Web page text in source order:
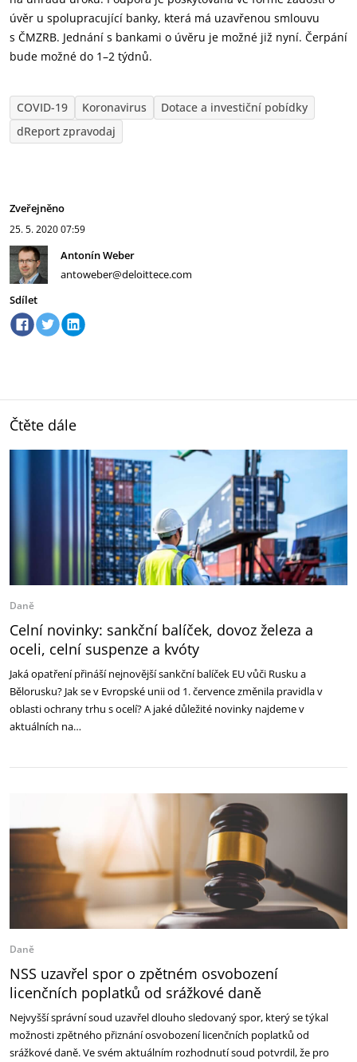
úvěr u spolupracující banky, která má uzavřenou smlouvu
s ČMZRB. Jednání s bankami o úvěru je možné již nyní. Čerpání
bude možné do 1–2 týdnů.
COVID-19 Koronavirus
Dotace a investiční pobídky
dReport zpravodaj
Zveřejněno
25. 5. 202007:59
Antonín Weber
antoweber@deloittece.com
Sdílet
Čtěte dále
Daně
Celní novinky: sankční balíček, dovoz železa a
oceli, celní suspenze a kvóty
Jaká opatření přináší nejnovější sankční balíček EU vůči Rusku a
Bělorusku? Jak se v Evropské unii od 1. července změnila pravidla v
oblasti ochrany trhu s ocelí? A jaké důležité novinky najdeme v
aktuálních na…
Daně
NSS uzavřel spor o zpětném osvobození
licenčních poplatků od srážkové daně
Nejvyšší správní soud uzavřel dlouho sledovaný spor, který se týkal
možnosti zpětného přiznání osvobození licenčních poplatků od
srážkové daně. Ve svém aktuálním rozhodnutí soud potvrdil, že pro